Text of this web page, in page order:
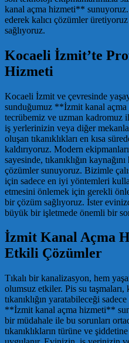
kanal açma hizmeti** sunuyoruz.
ederek kalıcı çözümler
sağlıyoruz.
Kocaeli İzmit’te
Hizmeti
Kocaeli İzmit ve çevresinde
sunduğumuz **İzmit kanal
tecrübemiz ve uzman kadromuz
iş yerlerinizin veya diğer
oluşan tıkanıklıkları en kısa
kaldırıyoruz. Modern
sayesinde, tıkanıklığın
çözümler sunuyoruz. Bizimle
için sadece en iyi yöntemleri
etmesini önlemek için gerekli
bir çözüm sağlıyoruz. İster
büyük bir işletmede önemli bir
İzmit Kanal Açma
Etkili Çözümler
Tıkalı bir kanalizasyon, hem
olumsuz etkiler. Pis su
tıkanıklığın yaratabileceği
**İzmit kanal açma hizmeti**
bir müdahale ile bu sorunları
tıkanıklıkların türüne ve